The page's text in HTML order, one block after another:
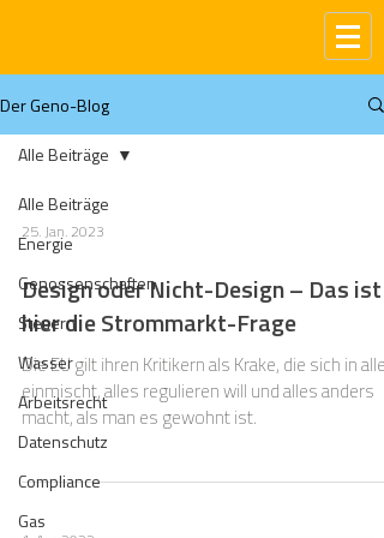
Der Geno-Blog
Alle Beiträge
Energie
Genossenschaften
Steuern
Wasser
Arbeitsrecht
Datenschutz
Compliance
Gas
Alle Beiträge
25. Jan. 2023
Design oder Nicht-Design – Das ist
hier die Strommarkt-Frage
Die EU gilt ihren Kritikern als Krake, die sich in alles
einmischt, alles regulieren will und alles anders
macht, als man es gewohnt ist.